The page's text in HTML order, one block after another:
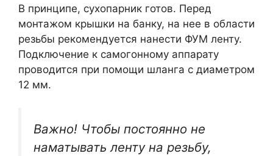
В принципе, сухопарник готов. Перед
монтажом крышки на банку, на нее в области
резьбы рекомендуется нанести ФУМ ленту.
Подключение к самогонному аппарату
проводится при помощи шланга с диаметром
12 мм.
Важно! Чтобы постоянно не
наматывать ленту на резьбу,